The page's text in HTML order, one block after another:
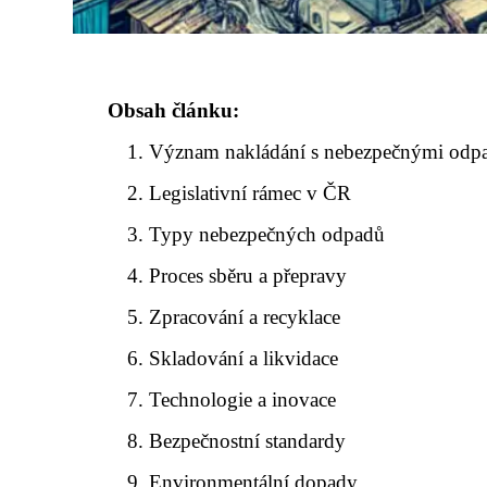
Obsah článku:
Význam nakládání s nebezpečnými
Legislativní rámec v ČR
Typy nebezpečných odpadů
Proces sběru a přepravy
Zpracování a recyklace
Skladování a likvidace
Technologie a inovace
Bezpečnostní standardy
Environmentální dopady